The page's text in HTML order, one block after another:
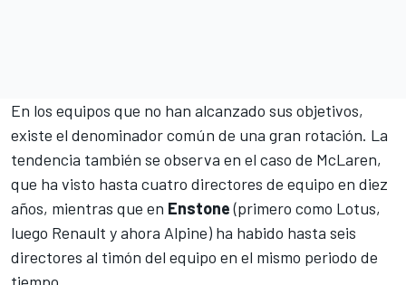
En los equipos que no han alcanzado sus objetivos,
existe el denominador común de una gran rotación. La
tendencia también se observa en el caso de McLaren,
que ha visto hasta cuatro directores de equipo en diez
años, mientras que en Enstone(primero como Lotus,
luego Renault y ahora Alpine) ha habido hasta seis
directores al timón del equipo en el mismo periodo de